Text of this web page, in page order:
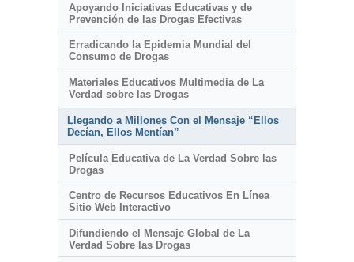
Apoyando Iniciativas Educativas y de
Prevención de las Drogas Efectivas
Erradicando la Epidemia Mundial del
Consumo de Drogas
Materiales Educativos Multimedia de La
Verdad sobre las Drogas
Llegando a Millones Con el Mensaje “Ellos
Decían, Ellos Mentían”
Película Educativa de La Verdad Sobre las
Drogas
Centro de Recursos Educativos En Línea
Sitio Web Interactivo
Difundiendo el Mensaje Global de La
Verdad Sobre las Drogas